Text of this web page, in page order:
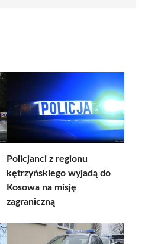
Policjanci z regionu
kętrzyńskiego wyjadą do
Kosowa na misję
zagraniczną